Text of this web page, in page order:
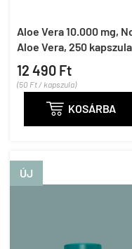
Aloe Vera 10.000 mg,
Aloe Vera, 250 kapszula
12 490 Ft
(50 Ft / kapszula)
 KOSÁRBA
ÚJ